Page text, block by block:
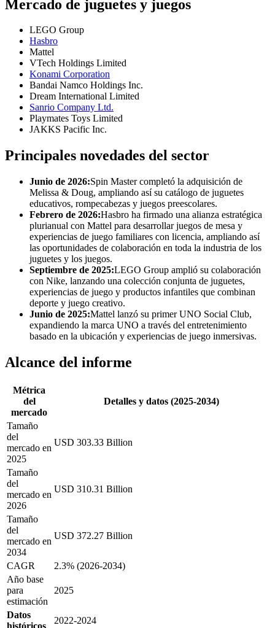
Mercado de juguetes y juegos
LEGO Group
Hasbro
Mattel
VTech Holdings Limited
Konami Corporation
Bandai Namco Holdings Inc.
Dream International Limited
Sanrio Company Ltd.
Playmates Toys Limited
JAKKS Pacific Inc.
Principales novedades del sector
Junio ​​de 2026:Spin Master completó la adquisición de
Melissa & Doug, ampliando así su catálogo de juguetes
educativos, rompecabezas y juegos preescolares.
Febrero de 2026:Hasbro ha firmado una alianza estratégica
plurianual con Mattel para desarrollar juegos de mesa y
experiencias de juego familiares con licencia, ampliando así
las oportunidades de colaboración en toda la industria de los
juguetes y los juegos.
Septiembre de 2025:LEGO Group amplió su colaboración
con Nike, lanzando una colección conjunta de juguetes,
experiencias de juego y productos infantiles que combinan
deporte y juego creativo.
Junio ​​de 2025:Mattel lanzó su primer UNO Social Club,
expandiendo la marca UNO a través del entretenimiento
basado en la ubicación y experiencias de juego inmersivas.
Alcance del informe
Métrica
del
mercado
Detalles y datos (2025-2034)
Tamaño
del
mercado en
2025
USD 303.33 Billion
Tamaño
del
mercado en
2026
USD 310.31 Billion
Tamaño
del
mercado en
2034
USD 372.27 Billion
CAGR
2.3% (2026-2034)
Año base
para
estimación
2025
Datos
históricos
2022-2024